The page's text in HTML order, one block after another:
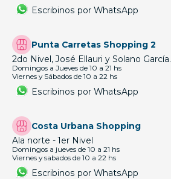
Escribinos por WhatsApp
Punta Carretas Shopping 2
2do Nivel, José Ellauri y Solano García.
Domingos a Jueves de 10 a 21 hs
Viernes y Sábados de 10 a 22 hs
Escribinos por WhatsApp
Costa Urbana Shopping
Ala norte - 1er Nivel
Domingos a jueves de 10 a 21 hs
Viernes y sabados de 10 a 22 hs
Escribinos por WhatsApp